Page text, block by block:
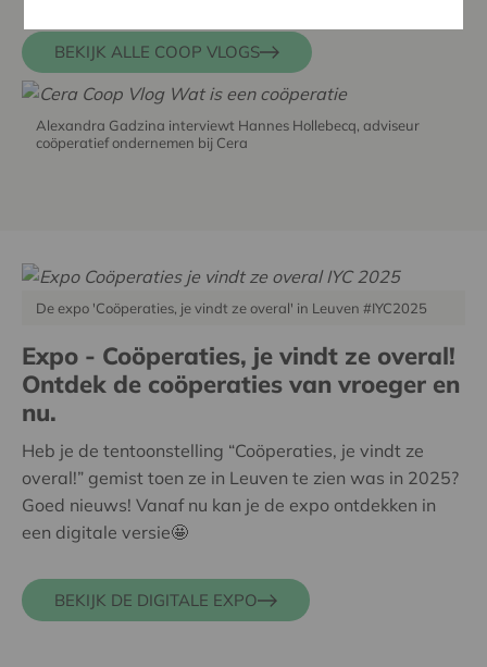
BEKIJK ALLE COOP VLOGS
Alexandra Gadzina interviewt Hannes Hollebecq, adviseur
coöperatief ondernemen bij Cera
De expo 'Coöperaties, je vindt ze overal' in Leuven #IYC2025
Expo - Coöperaties, je vindt ze overal!
Ontdek de coöperaties van vroeger en
nu.
Heb je de tentoonstelling “Coöperaties, je vindt ze
overal!” gemist toen ze in Leuven te zien was in 2025?
Goed nieuws! Vanaf nu kan je de expo ontdekken in
een digitale versie🤩
BEKIJK DE DIGITALE EXPO